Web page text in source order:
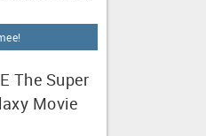
The Super
Movie